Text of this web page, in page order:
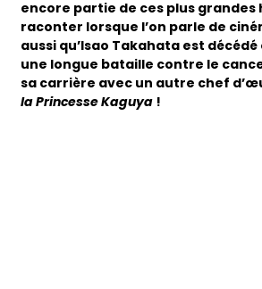
encore partie de ces plus grandes
raconter lorsque l’on parle de
aussi qu’Isao Takahata est décédé
une longue bataille contre le
sa carrière avec un autre chef
la Princesse Kaguya !